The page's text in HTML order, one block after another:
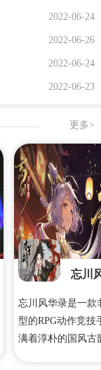
2022-06-24
2022-06-26
2022-06-24
2022-06-23
更多>
忘川
忘川风华录是一款
型的RPG动作竞技
满着淳朴的国风古